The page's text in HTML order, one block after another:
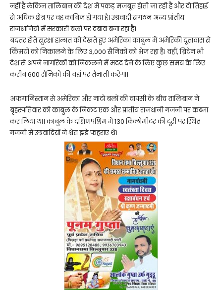
नहीं है लेकिन तालिबान की देश में पकड़ मजबूत होती जा रही है और दो तिहाई
से अधिक क्षेत्र पर वह काबिज हो गया है। उग्रवादी संगठन अन्य प्रांतीय
राजधानियों में सरकारी बलों पर दबाव बना रहा है।
बदतर होते सुरक्षा हालात को देखते हुए अमेरिका काबुल में अमेरिकी दूतावास से
र्किमयों को निकालने के लिए 3,000 सैनिकों को भेज रहा है। वहीं, ब्रिटेन भी
देश से अपने नागरिकों को निकलने में मदद देने के लिए कुछ समय के लिए
करीब 600 सैनिकों की वहां पर तैनाती करेगा।
अफगानिस्तान से अमेरिका और नाटो बलों की वापसी के बीच तालिबान ने
बृहस्पतिवार को काबुल के निकट एक और प्रांतीय राजधानी गजनी पर कब्जा
कर लिया था। काबुल के दक्षिणपश्चिम में 130 किलोमीटर की दूरी पर स्थित
गजनी में उग्रवादियों ने श्वेत झंडे फहराए थे।